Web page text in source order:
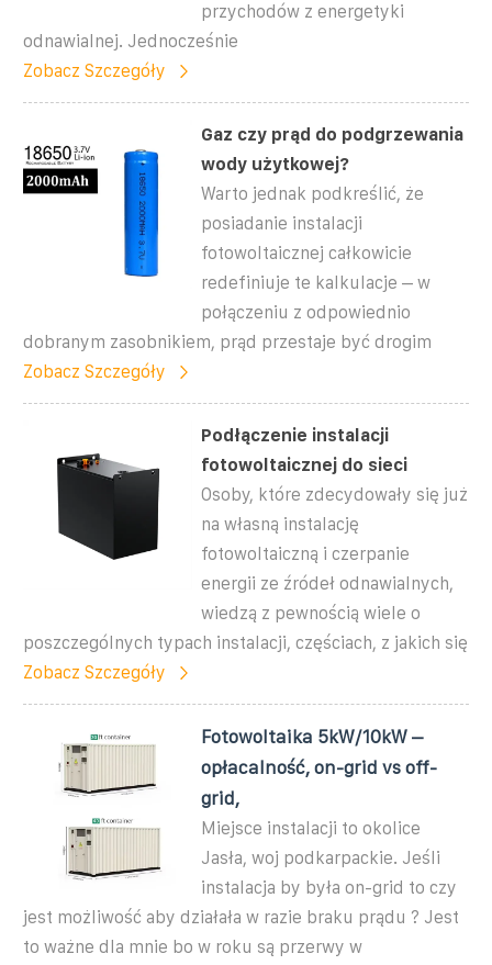
przychodów z energetyki
odnawialnej. Jednocześnie
Zobacz Szczegóły
Gaz czy prąd do podgrzewania
wody użytkowej?
Warto jednak podkreślić, że
posiadanie instalacji
fotowoltaicznej całkowicie
redefiniuje te kalkulacje – w
połączeniu z odpowiednio
dobranym zasobnikiem, prąd przestaje być drogim
Zobacz Szczegóły
Podłączenie instalacji
fotowoltaicznej do sieci
Osoby, które zdecydowały się już
na własną instalację
fotowoltaiczną i czerpanie
energii ze źródeł odnawialnych,
wiedzą z pewnością wiele o
poszczególnych typach instalacji, częściach, z jakich się
Zobacz Szczegóły
Fotowoltaika 5kW/10kW –
opłacalność, on-grid vs off-
grid,
Miejsce instalacji to okolice
Jasła, woj podkarpackie. Jeśli
instalacja by była on-grid to czy
jest możliwość aby działała w razie braku prądu ? Jest
to ważne dla mnie bo w roku są przerwy w